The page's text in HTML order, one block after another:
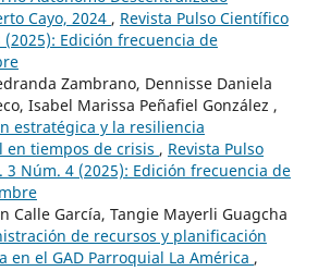
Cayo, 2024 , Revista Pulso Científico
(2025): Edición frecuencia de
Zambrano, Dennisse Daniela
Isabel Marissa Peñafiel González ,
estratégica y la resiliencia
en tiempos de crisis , Revista Pulso
3 Núm. 4 (2025): Edición frecuencia de
Calle García, Tangie Mayerli Guagcha
de recursos y planificación
en el GAD Parroquial La América ,